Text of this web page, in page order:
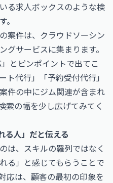
る求人ボックスのような検
案件は、クラウドソーシン
グサービスに集まります。
とピンポイントで出てこ
ト代行」「予約受付代行」
件の中にジム関連が含まれ
索の幅を少し広げてみてく
る人」だと伝える
は、スキルの羅列ではなく
る」と感じてもらうことで
応は、顧客の最初の印象を